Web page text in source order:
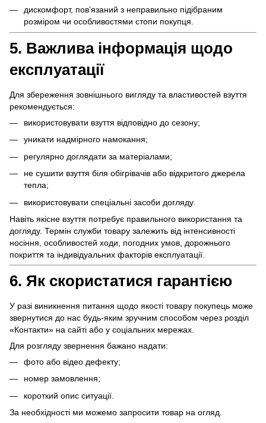
дискомфорт, пов’язаний з неправильно підібраним
розміром чи особливостями стопи покупця.
5. Важлива інформація щодо
експлуатації
Для збереження зовнішнього вигляду та властивостей взуття
рекомендується:
використовувати взуття відповідно до сезону;
уникати надмірного намокання;
регулярно доглядати за матеріалами;
не сушити взуття біля обігрівачів або відкритого джерела
тепла;
використовувати спеціальні засоби догляду.
Навіть якісне взуття потребує правильного використання та
догляду. Термін служби товару залежить від інтенсивності
носіння, особливостей ходи, погодних умов, дорожнього
покриття та індивідуальних факторів експлуатації.
6. Як скористатися гарантією
У разі виникнення питання щодо якості товару покупець може
звернутися до нас будь-яким зручним способом через розділ
«Контакти» на сайті або у соціальних мережах.
Для розгляду звернення бажано надати:
фото або відео дефекту;
номер замовлення;
короткий опис ситуації.
За необхідності ми можемо запросити товар на огляд.